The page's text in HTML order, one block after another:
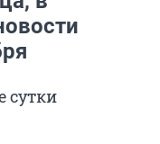
сутки